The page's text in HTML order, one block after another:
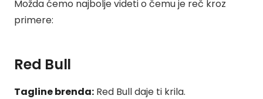
Možda ćemo najbolje videti o čemu je reč kroz
primere:
Red Bull
Tagline brenda: Red Bull daje ti krila.